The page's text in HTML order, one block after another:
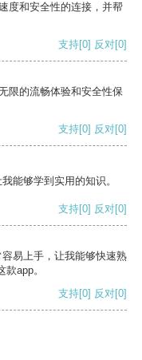
度和安全性的连接，并帮
支持[0] 反对[0]
限的流畅体验和安全性保
支持[0] 反对[0]
能够学到实用的知识。
支持[0] 反对[0]
易上手，让我能够快速熟
app。
支持[0] 反对[0]